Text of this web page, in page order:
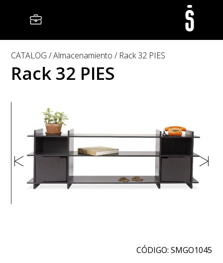
CATALOG Almacenamiento Rack 32 PIES
Rack 32 PIES
CÓDIGO: SMGO1045